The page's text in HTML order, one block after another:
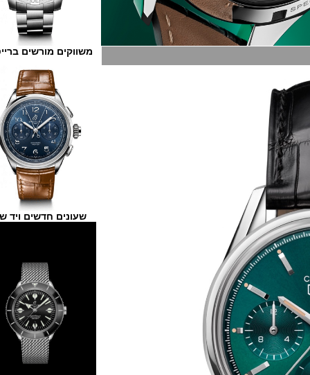
משווקים מורשים ברייטלינג
שעונים חדשים ויד שנייה